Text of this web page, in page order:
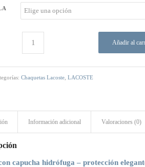
350,00 €.
es:
275,00 €.
Añadir al
Chaquetas Lacoste ,LACOSTE
Información adicional Valoraciones (0)
capucha hidrófuga – protección